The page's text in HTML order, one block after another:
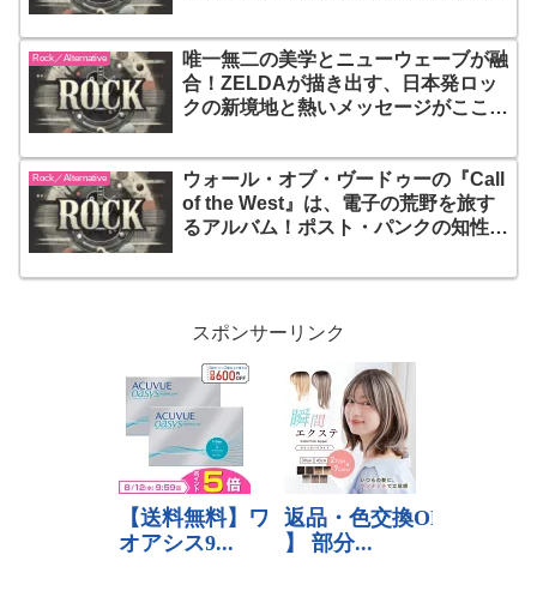
プを踏ませてくれる、あまりにも潔
く、あまりにも美しいギターロックの
極致『Pick-Up Full Of Pink
Carnations』
Rock／Alternative
唯一無二の美学とニューウェーブが融
合！ZELDAが描き出す、日本発ロッ
クの新境地と熱いメッセージがここに
Rock／Alternative
ウォール・オブ・ヴードゥーの『Call
of the West』は、電子の荒野を旅す
るアルバム！ポスト・パンクの知性と
い、サイケでもシリアスでもない、不
スポンサーリンク